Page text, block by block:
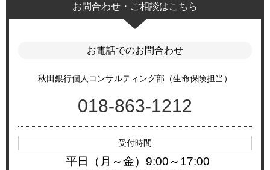
お問合わせ・ご相談はこちら
お電話でのお問合わせ
秋田銀行個人コンサルティング部（生命保険担当）
018-863-1212
受付時間
平日（月～金）9:00～17:00